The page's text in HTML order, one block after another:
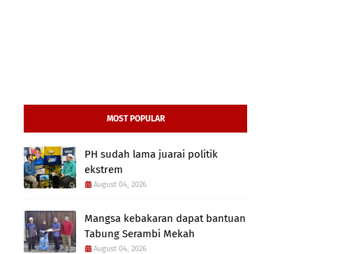
MOST POPULAR
PH sudah lama juarai politik
ekstrem
August 04, 2026
Mangsa kebakaran dapat bantuan
Tabung Serambi Mekah
August 04, 2026